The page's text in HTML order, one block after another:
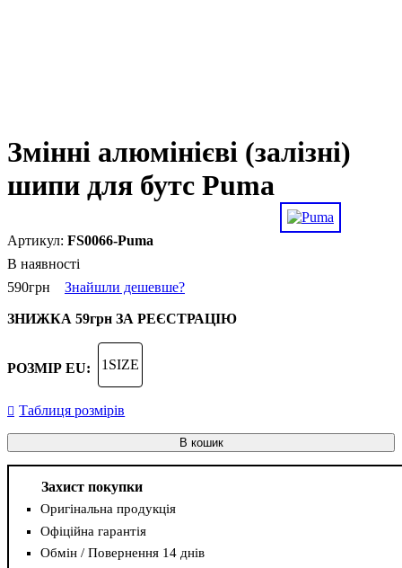
Змінні алюмінієві (залізні)
шипи для бутс Puma
FS0066-Puma
В наявності
590грн Знайшли дешевше?
ЗНИЖКА 59грн ЗА РЕЄСТРАЦІЮ
РОЗМІР EU: 1SIZE
Таблиця розмірів
В кошик
Захист покупки
Оригінальна продукція
Офіційна гарантія
Обмін / Повернення 14 днів